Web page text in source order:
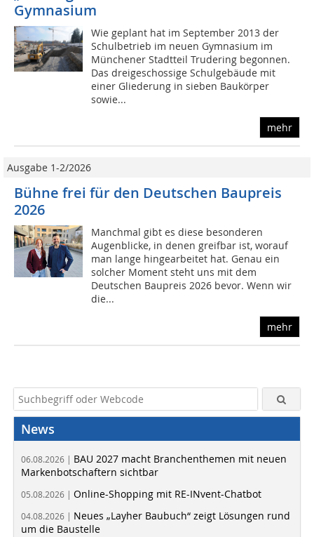
Gymnasium
Wie geplant hat im September 2013 der
Schulbetrieb im neuen Gymnasium im
Münchener Stadtteil Trudering begonnen.
Das dreigeschossige Schulgebäude mit
einer Gliederung in sieben Baukörper
sowie...
mehr
Ausgabe 1-2/2026
Bühne frei für den Deutschen Baupreis
2026
Manchmal gibt es diese besonderen
Augenblicke, in denen greifbar ist, worauf
man lange hingearbeitet hat. Genau ein
solcher Moment steht uns mit dem
Deutschen Baupreis 2026 bevor. Wenn wir
die...
mehr
News
06.08.2026 | BAU 2027 macht Branchenthemen mit neuen
Markenbotschaftern sichtbar
05.08.2026 | Online-Shopping mit RE-INvent-Chatbot
04.08.2026 | Neues „Layher Baubuch“ zeigt Lösungen rund
um die Baustelle